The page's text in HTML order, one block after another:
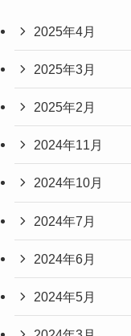
2025年4月
2025年3月
2025年2月
2024年11月
2024年10月
2024年7月
2024年6月
2024年5月